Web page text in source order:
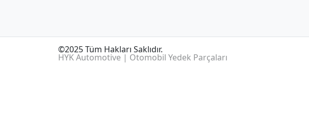
©2025 Tüm Hakları Saklıdır.
HYK Automotive | Otomobil Yedek Parçaları